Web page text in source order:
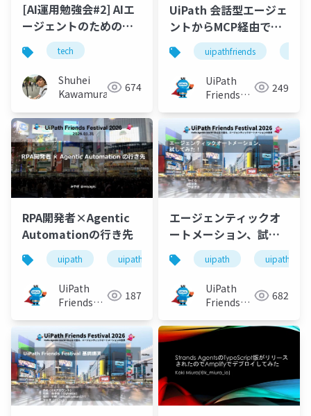
[AI運用勉強会#2] AIエ
ージェントのための共
通窓口 - 増えゆくMCP
Serverをどう管理する
か？ -
tech
Shuhei
Kawamura
674
UiPath 会話型エージェ
ントからMCP経由で
kintoneを操作してみ
る
uipathfriends
UiPath
Friends
249
RPA開発者×Agentic
Automationの行き先
uipath uipathfriends
UiPath
Friends
187
エージェンティックオ
ートメーション、試し
てみた！uipath
UiPath
Friends
682